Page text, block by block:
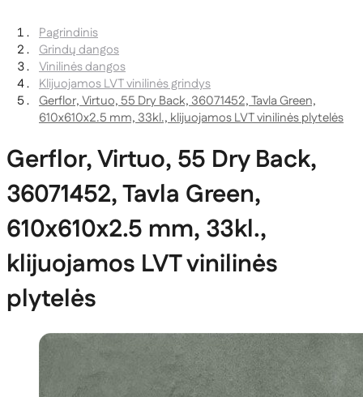
Pagrindinis
Grindų dangos
Vinilinės dangos
Klijuojamos LVT vinilinės grindys
Gerflor, Virtuo, 55 Dry Back, 36071452, Tavla Green,
610x610x2.5 mm, 33kl., klijuojamos LVT vinilinės plytelės
Gerflor, Virtuo, 55 Dry Back,
36071452, Tavla Green,
610x610x2.5 mm, 33kl.,
klijuojamos LVT vinilinės
plytelės